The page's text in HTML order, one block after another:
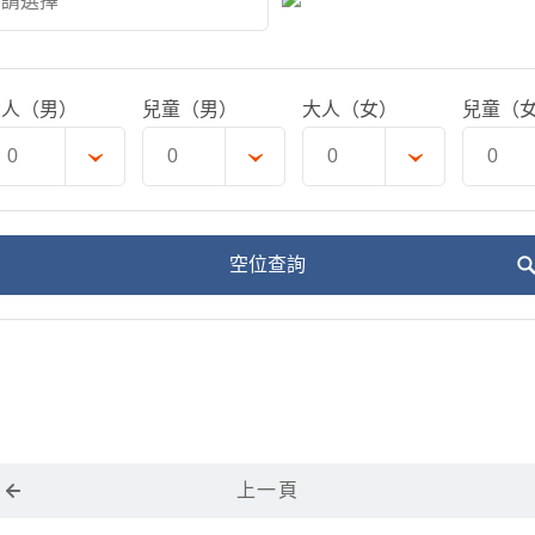
（男） 兒童（男） 大人（女） 兒童（
空位查詢
上一頁